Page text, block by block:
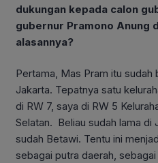
dukungan kepada calon
gubernur Pramono Anung
alasannya?
Pertama, Mas Pram itu sudah
Jakarta. Tepatnya satu
di RW 7, saya di RW 5
Selatan. Beliau sudah lama di
sudah Betawi. Tentu ini
sebagai putra daerah,